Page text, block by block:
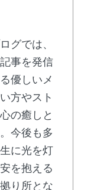
グでは、
事を発信
優しいメ
方やスト
の癒しと
今後も多
に光を灯
を抱える
り所とな